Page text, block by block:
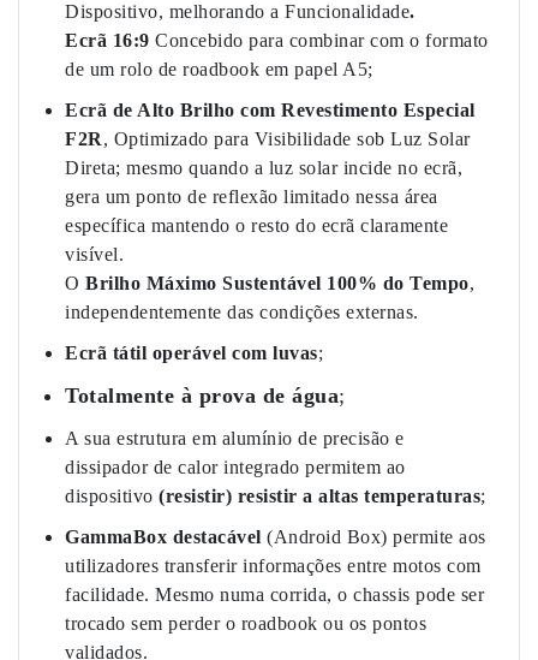
Dispositivo, melhorando a Funcionalidade.
Ecrã 16:9 Concebido para combinar com o formato
de um rolo de roadbook em papel A5;
Ecrã de Alto Brilho com Revestimento Especial
F2R, Optimizado para Visibilidade sob Luz Solar
Direta; mesmo quando a luz solar incide no ecrã,
gera um ponto de reflexão limitado nessa área
específica mantendo o resto do ecrã claramente
visível.
O Brilho Máximo Sustentável 100% do Tempo,
independentemente das condições externas.
Ecrã tátil operável com luvas;
Totalmente à prova de água;
A sua estrutura em alumínio de precisão e
dissipador de calor integrado permitem ao
dispositivo (resistir) resistir a altas temperaturas;
GammaBox destacável (Android Box) permite aos
utilizadores transferir informações entre motos com
facilidade. Mesmo numa corrida, o chassis pode ser
trocado sem perder o roadbook ou os pontos
validados.